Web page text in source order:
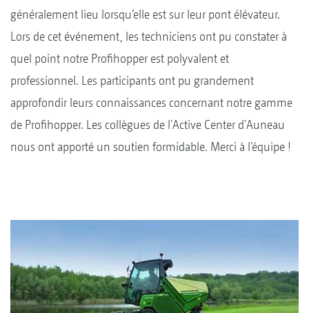
généralement lieu lorsqu’elle est sur leur pont élévateur.
Lors de cet événement, les techniciens ont pu constater à
quel point notre Profihopper est polyvalent et
professionnel. Les participants ont pu grandement
approfondir leurs connaissances concernant notre gamme
de Profihopper. Les collègues de l'Active Center d'Auneau
nous ont apporté un soutien formidable. Merci à l’équipe !